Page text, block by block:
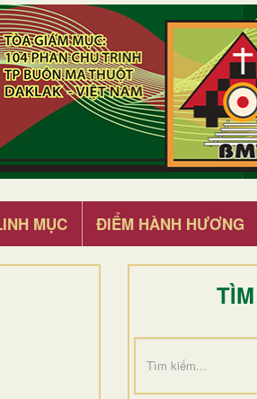
MỤC ĐIỂM HÀNH HƯƠNG